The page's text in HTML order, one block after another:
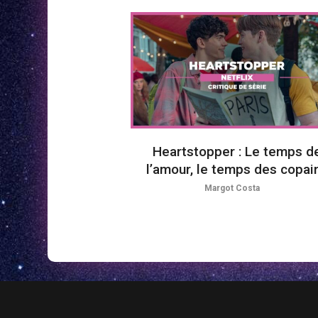
Heartstopper : Le temps
l’amour, le temps des
Margot Costa